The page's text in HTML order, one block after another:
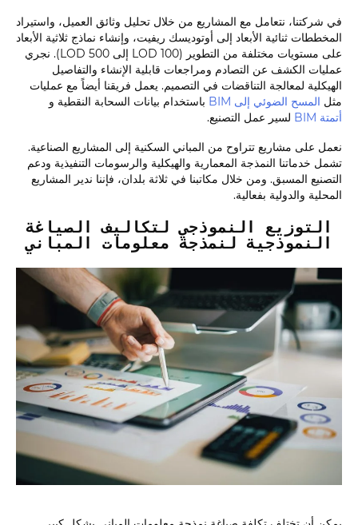
في شركتنا، نتعامل مع المشاريع من خلال تحليل وثائق العميل، واستيراد
المخططات ثنائية الأبعاد إلى أوتوديسك ريفيت، وإنشاء نماذج ثلاثية الأبعاد
على مستويات مختلفة من التطوير (LOD 100 إلى LOD 500). نجري
عمليات الكشف عن التصادم ومراجعات قابلية الإنشاء والتفاصيل
الهيكلية لمعالجة التناقضات في التصميم. يعمل فريقنا أيضاً مع عمليات
مثل المسح الضوئي إلى BIM
باستخدام بيانات السحابة النقطية و
أتمتة BIM
لسير عمل التصنيع.
نعمل على مشاريع تتراوح من المباني السكنية إلى المشاريع الصناعية.
تشمل خدماتنا النمذجة المعمارية والهيكلية والرسومات التنفيذية ودعم
التصنيع المسبق. ومن خلال مكاتبنا في ثلاثة بلدان، فإننا ندير المشاريع
المحلية والدولية بفعالية.
التوزيع النموذجي لتكاليف الصياغة
النموذجية لنمذجة معلومات المباني